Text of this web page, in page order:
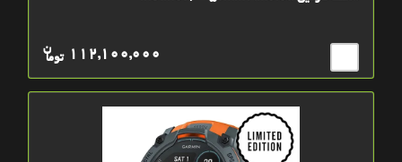
توما
ن 112,100,000